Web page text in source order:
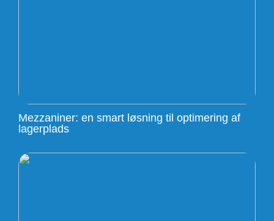
Mezzaniner: en smart løsning til optimering af
lagerplads